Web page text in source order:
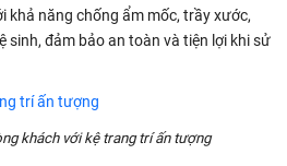
khả năng chống ẩm mốc, trầy xước,
sinh, đảm bảo an toàn và tiện lợi khi sử
khách với kệ trang trí ấn tượng